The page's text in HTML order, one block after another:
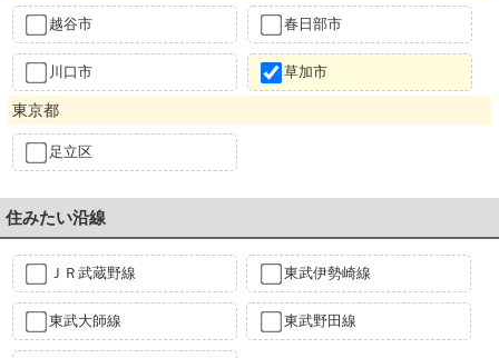
越谷市 春日部市
川口市 草加市
東京都
足立区
住みたい沿線
ＪＲ武蔵野線 東武伊勢崎線
東武大師線 東武野田線